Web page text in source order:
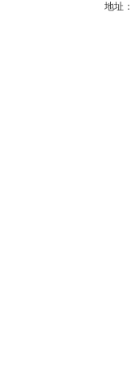
地址